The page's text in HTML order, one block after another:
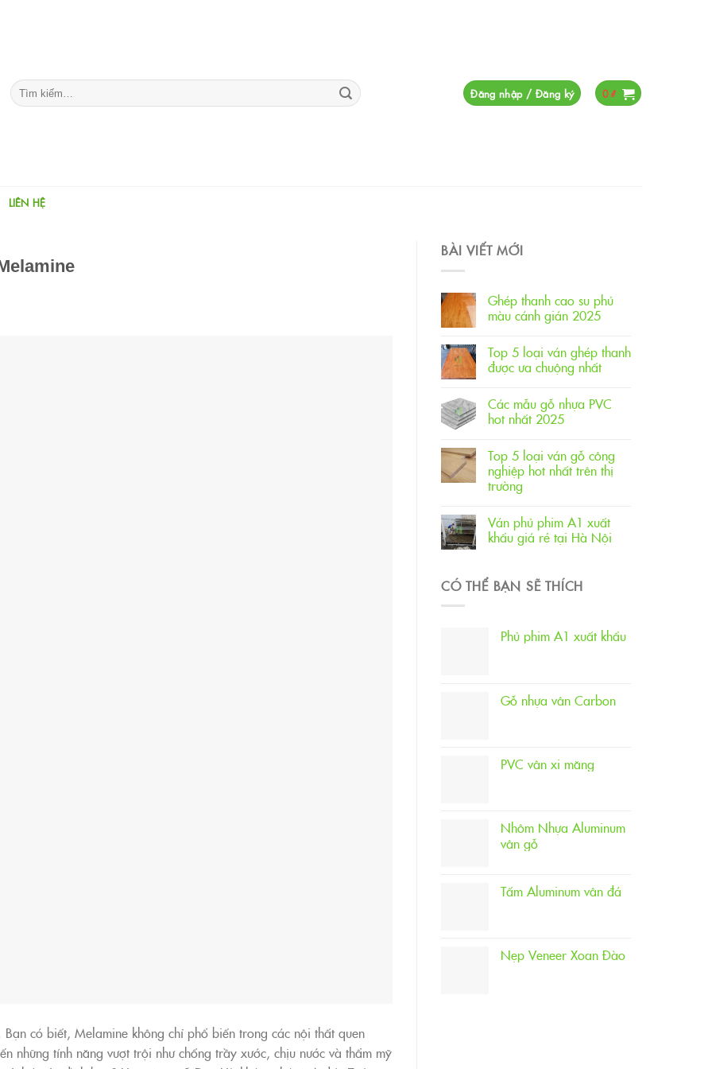
Tìm
kiếm:
Đăng nhập / Đăng ký 0₫
LIÊN HỆ
có biết, Melamine không chỉ phổ biến trong các nội thất quen
những tính năng vượt trội như chống trầy xước, chịu nước và thẩm mỹ
BÀI VIẾT MỚI
Ghép thanh cao su phủ
màu cánh gián 2025
Top 5 loại ván ghép thanh
được ưa chuộng nhất
Các mẫu gỗ nhựa PVC
hot nhất 2025
Top 5 loại ván gỗ công
nghiệp hot nhất trên thị
trường
Ván phủ phim A1 xuất
khẩu giá rẻ tại Hà Nội
CÓ THỂ BẠN SẼ THÍCH
Phủ phim A1 xuất khẩu
Gỗ nhựa vân Carbon
PVC vân xi măng
Nhôm Nhựa Aluminum
vân gỗ
Tấm Aluminum vân đá
Nẹp Veneer Xoan Đào